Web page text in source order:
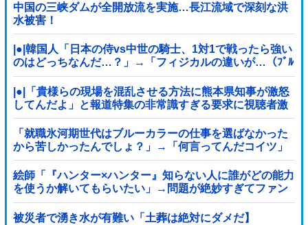
中国の三峡ダムが全開放流を実施…長江流域で深刻な洪
水被害！
|●|韓国人「日本の侍vs中世の騎士、1対1で戦ったら強い
のはどっちなんだ…？」→「フィジカルの違いが…（ﾌﾞﾙ
ﾌﾞﾙ」＝韓国の反応
|●|「貴様らの現場を混乱させる方法に熊本県知事が激怒
してんだよ」と報道特集の非常識すぎる要求に視聴者激
怒仕事に矜持とかないのかね？、
「就職氷河期世代はブルーカラーの仕事を選ばなかった
から苦しかったんでしょ？」→「何言ってんだコイツ」
の声、殺到
絵師「『ハンター×ハンター』知らない人に誰がどの能力
を使うか解いてもらいたい」→問題が絶妙すぎてファン
のニヤニヤが止まらなくなるｗｗｗｗｗ
被災者で湧き水が有難い「土葬は絶対にダメだ】